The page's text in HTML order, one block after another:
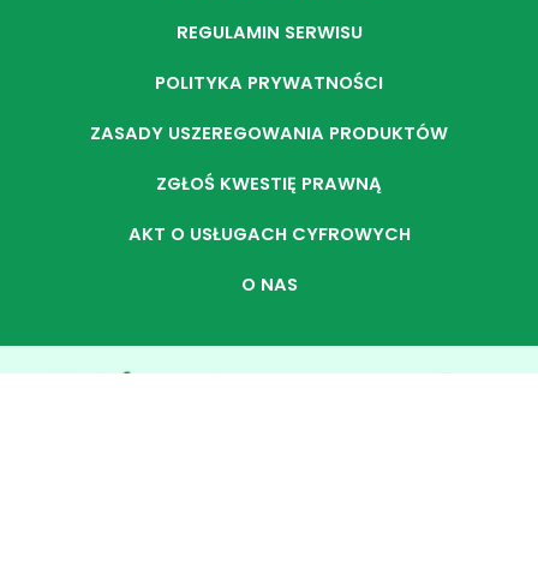
REGULAMIN SERWISU
POLITYKA PRYWATNOŚCI
ZASADY USZEREGOWANIA PRODUKTÓW
ZGŁOŚ KWESTIĘ PRAWNĄ
AKT O USŁUGACH CYFROWYCH
O NAS